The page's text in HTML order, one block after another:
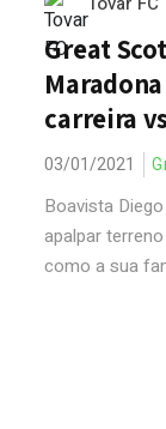
Great
carreira
03/01/2021
Boavista
apalpar
como a sua